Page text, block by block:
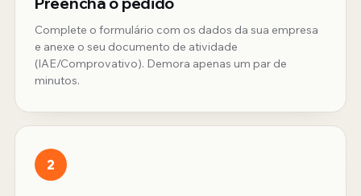
Complete o formulário com os dados da sua empresa
e anexe o seu documento de atividade
(IAE/Comprovativo). Demora apenas um par de
minutos.
2